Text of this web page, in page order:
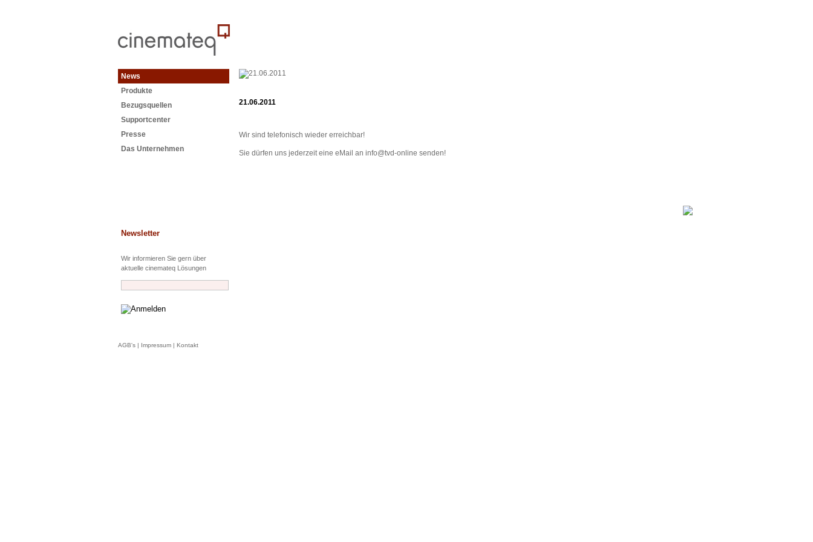
News
Produkte
Bezugsquellen
Supportcenter
Presse
Das Unternehmen
Newsletter
Wir informieren Sie gern über
aktuelle cinemateq Lösungen
21.06.2011
Wir sind telefonisch wieder erreichbar!
Sie dürfen uns jederzeit eine eMail an info@tvd-online senden!
AGB's| Impressum| Kontakt